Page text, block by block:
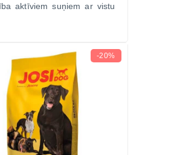
aktīviem suņiem ar vistu
-20%